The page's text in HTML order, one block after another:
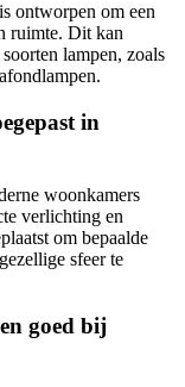
ontworpen om een
ruimte. Dit kan
lampen, zoals
in
woonkamers
verlichting en
om bepaalde
sfeer te
goed bij